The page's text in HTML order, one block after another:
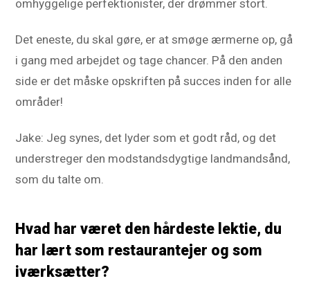
omhyggelige perfektionister, der drømmer stort.
Det eneste, du skal gøre, er at smøge ærmerne op, gå
i gang med arbejdet og tage chancer. På den anden
side er det måske opskriften på succes inden for alle
områder!
Jake: Jeg synes, det lyder som et godt råd, og det
understreger den modstandsdygtige landmandsånd,
som du talte om.
Hvad har været den hårdeste lektie, du
har lært som restaurantejer og som
iværksætter?